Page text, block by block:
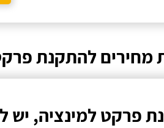
מחירים להתקנת
פרקט למינציה, יש